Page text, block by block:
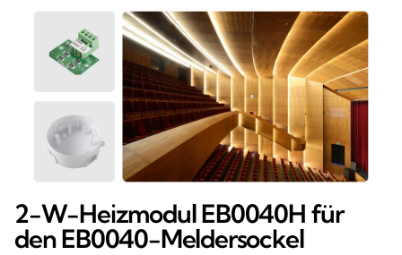
2-W-Heizmodul EB0040H für
den EB0040-Meldersockel